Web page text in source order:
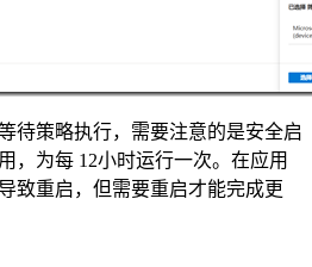
策略执行，需要注意的是安全启
，为每 12小时运行一次。在应用
致重启，但需要重启才能完成更